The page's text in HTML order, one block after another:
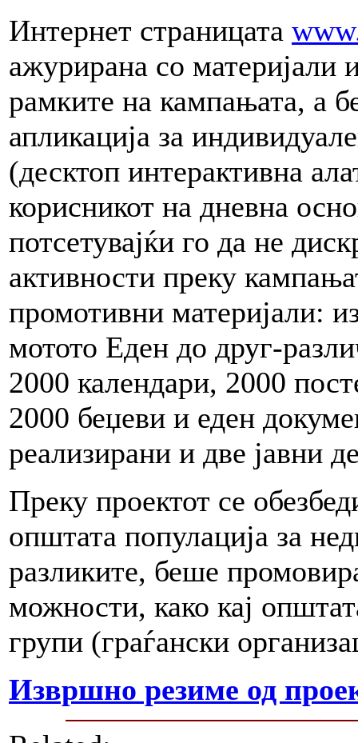
Интернет страницата
ажурирана со материјали
рамките на кампањата, а
апликација за
(десктоп интерактивна
корисникот на дневна
потсетувајќи го да не
активности преку
промотивни материјали:
мотото Еден до друг-
2000 календари, 2000
2000 беџеви и еден
реализирани и две јавни
Преку проектот се
општата популација за
разликите, беше
можности, како кај
групи (граѓански
Извршно резиме од